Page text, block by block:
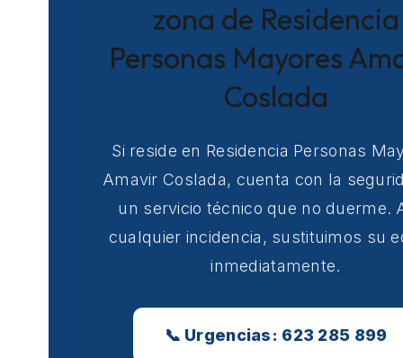
zona de Residencia
Personas Mayores
Coslada
Si reside en Residencia Personas
Amavir Coslada, cuenta con la
un servicio técnico que no duerme.
cualquier incidencia, sustituimos su
inmediatamente.
📞 Urgencias: 623 285 899